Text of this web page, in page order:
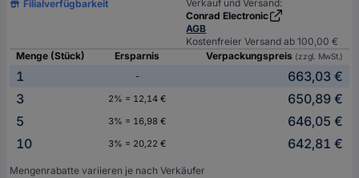
Filialverfügbarkeit
Verkauf und Versand:
Conrad Electronic
AGB
Kostenfreier Versand ab 100,00 €
Menge (Stück)
Ersparnis Verpackungspreis (zzgl. MwSt.)
1 -
663,03 €
3
2% = 12,14 €
650,89 €
5
3% = 16,98 €
646,05 €
10
3% = 20,22 € 642,81 €
Mengenrabatte variieren je nach Verkäufer